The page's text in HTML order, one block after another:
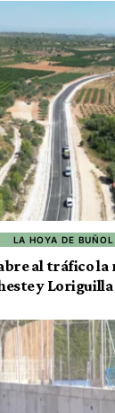
LA HOYA DE
al tráfico la
y Loriguilla